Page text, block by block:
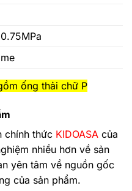
ống thải chữ P
chính thức KIDOASAcủa
nhiều hơn về sản
yên tâm về nguồn gốc
của sản phẩm.